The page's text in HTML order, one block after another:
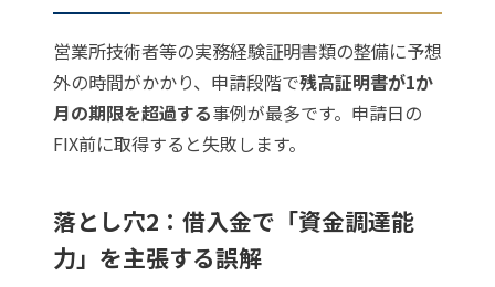
営業所技術者等の実務経験証明書類の整備に予想
外の時間がかかり、申請段階で残高証明書が1か
月の期限を超過する事例が最多です。申請日の
FIX前に取得すると失敗します。
落とし穴2：借入金で「資金調達能
力」を主張する誤解